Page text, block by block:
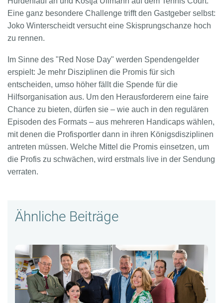
Eine ganz besondere Challenge trifft den Gastgeber selbst:
Joko Winterscheidt versucht eine Skisprungschanze hoch
zu rennen.
Im Sinne des "Red Nose Day" werden Spendengelder
erspielt: Je mehr Disziplinen die Promis für sich
entscheiden, umso höher fällt die Spende für die
Hilfsorganisation aus. Um den Herausforderern eine faire
Chance zu bieten, dürfen sie – wie auch in den regulären
Episoden des Formats – aus mehreren Handicaps wählen,
mit denen die Profisportler dann in ihren Königsdisziplinen
antreten müssen. Welche Mittel die Promis einsetzen, um
die Profis zu schwächen, wird erstmals live in der Sendung
verraten.
Ähnliche Beiträge